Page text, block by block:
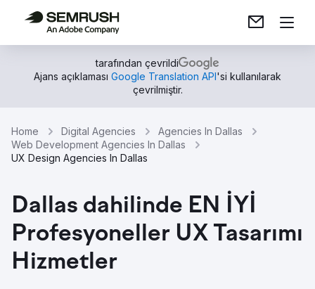
tarafından çevrildi
Ajans açıklaması Google Translation API'si kullanılarak
çevrilmiştir.
Home Digital Agencies
Agencies In Dallas
Web Development Agencies In Dallas
UX Design Agencies In Dallas
Dallas dahilinde EN İYİ
Profesyoneller UX Tasarımı
Hizmetler